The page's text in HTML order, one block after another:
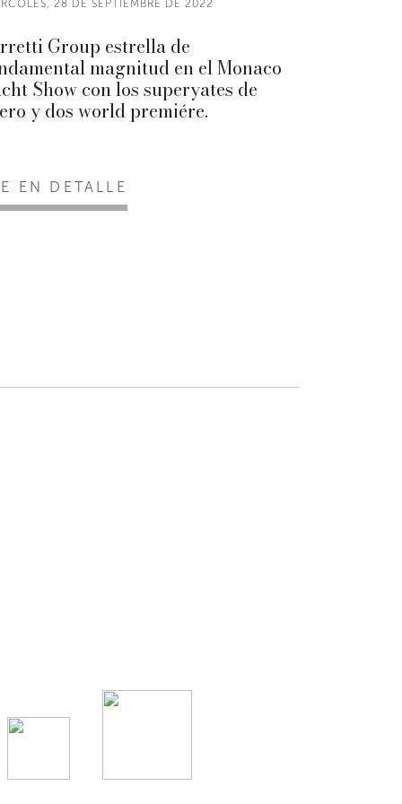
28 DE SEPTIEMBRE DE 2022
Group estrella de
magnitud en el Monaco
Show con los superyates de
y dos world premiére.
EN DETALLE